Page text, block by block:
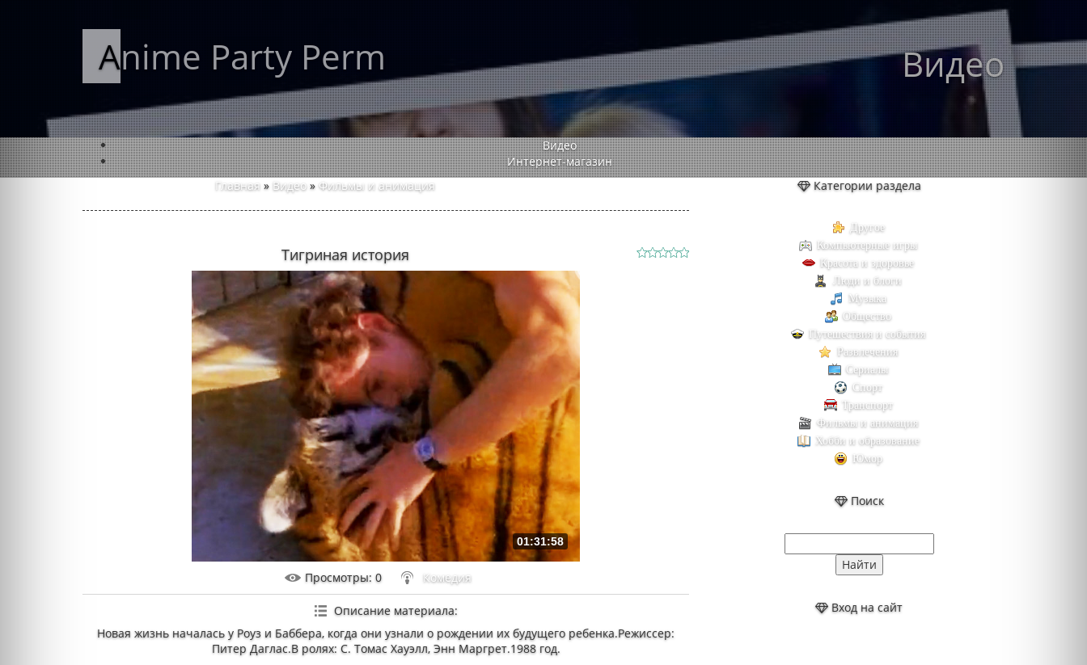
Anime Party Perm Видео
Видео
Интернет-магазин
Главная » Видео » Фильмы и анимация
Тигриная история
01:31:58
Просмотры: 0 Комедия
Описание материала:
Новая жизнь началась у Роуз и Баббера, когда они узнали о рождении их будущего ребенка.Режиссер:
Питер Даглас.В ролях: С. Томас Хауэлл, Энн Маргрет.1988 год.
Категории раздела
Другое
Компьютерные игры
Красота и здоровье
Люди и блоги
Музыка
Общество
Путешествия и события
Развлечения
Сериалы
Спорт
Транспорт
Фильмы и анимация
Хобби и образование
Юмор
Поиск
Вход на сайт